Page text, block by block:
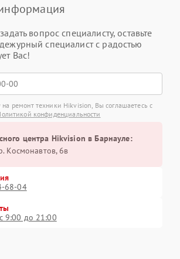
вопрос специалисту, оставьте
специалист с радостью
Вас!
на ремонт техники Hikvision, Вы соглашаетесь с
конфиденциальности
центра Hikvision в Барнауле:
Космонавтов, 6в
68-04
9:00 до 21:00